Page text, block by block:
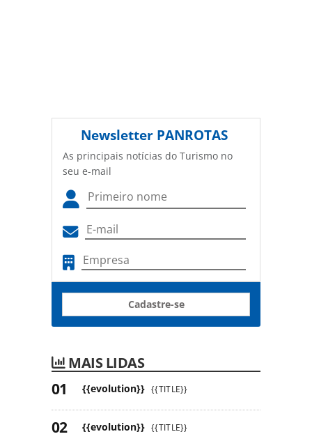
Newsletter PANROTAS
As principais notícias do Turismo no
seu e-mail
Cadastre-se
MAIS LIDAS
{{evolution}} {{TITLE}}
{{evolution}} {{TITLE}}